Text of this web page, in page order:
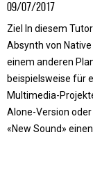
09/07/2017
Ziel In diesem
Absynth von
einem anderen
beispielsweise für
Multimedia-
Alone-Version oder
«New Sound»